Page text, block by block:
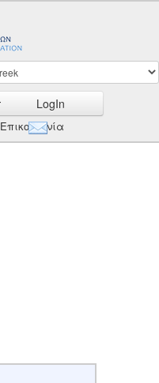
LogIn
Επικοινωνία